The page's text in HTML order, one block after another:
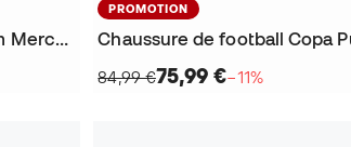
Chaussure de football Air Zoom Mercurial Superfly 10 Elite FG
PROMOTION
84,99 €75,99 €−11%